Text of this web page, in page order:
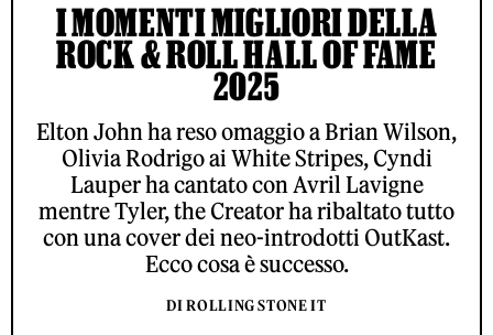
I MOMENTI MIGLIORI DELLA
ROCK & ROLL HALL OF FAME
2025
Elton John ha reso omaggio a Brian Wilson,
Olivia Rodrigo ai White Stripes, Cyndi
Lauper ha cantato con Avril Lavigne
mentre Tyler, the Creator ha ribaltato tutto
con una cover dei neo-introdotti OutKast.
Ecco cosa è successo.
DI ROLLING STONE IT